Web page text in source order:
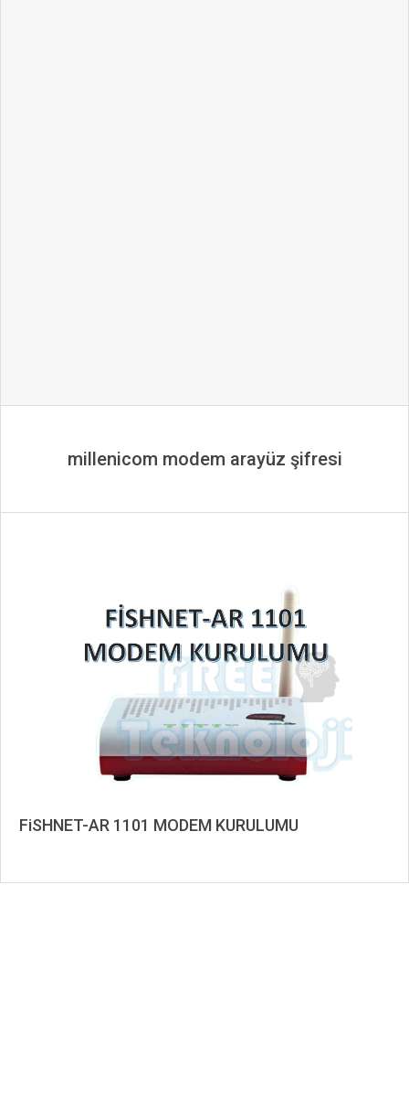
millenicom modem arayüz şifresi
FiSHNET-AR 1101 MODEM KURULUMU